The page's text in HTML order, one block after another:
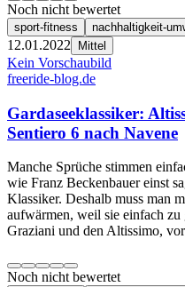
Noch nicht bewertet
sport-fitness nachhaltigkeit-
12.01.2022 Mittel
Kein Vorschaubild
freeride-blog.de
Gardaseeklassiker:
Sentiero 6 nach Navene
Manche Sprüche stimmen
wie Franz Beckenbauer einst
Klassiker. Deshalb muss man
aufwärmen, weil sie einfach
Graziani und den Altissimo,
Noch nicht bewertet